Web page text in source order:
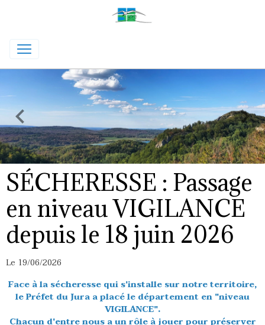
SÉCHERESSE : Passage
en niveau VIGILANCE
depuis le 18 juin 2026
Le 19/06/2026
Face à la sécheresse qui s'installe sur notre territoire,
le Préfet du Jura a placé le département en "niveau
VIGILANCE".
Chacun d'entre nous a un rôle à jouer pour préserver